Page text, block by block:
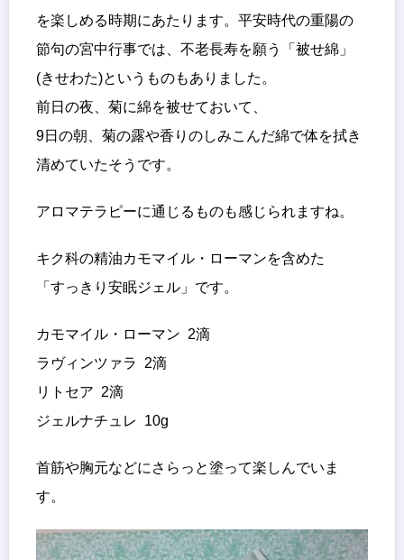
を楽しめる時期にあたります。平安時代の重陽の
節句の宮中行事では、不老長寿を願う「被せ綿」
(きせわた)というものもありました。
前日の夜、菊に綿を被せておいて、
9日の朝、菊の露や香りのしみこんだ綿で体を拭き
清めていたそうです。
アロマテラピーに通じるものも感じられますね。
キク科の精油カモマイル・ローマンを含めた
「すっきり安眠ジェル」です。
カモマイル・ローマン 2滴
ラヴィンツァラ 2滴
リトセア 2滴
ジェルナチュレ 10g
首筋や胸元などにさらっと塗って楽しんでいま
す。